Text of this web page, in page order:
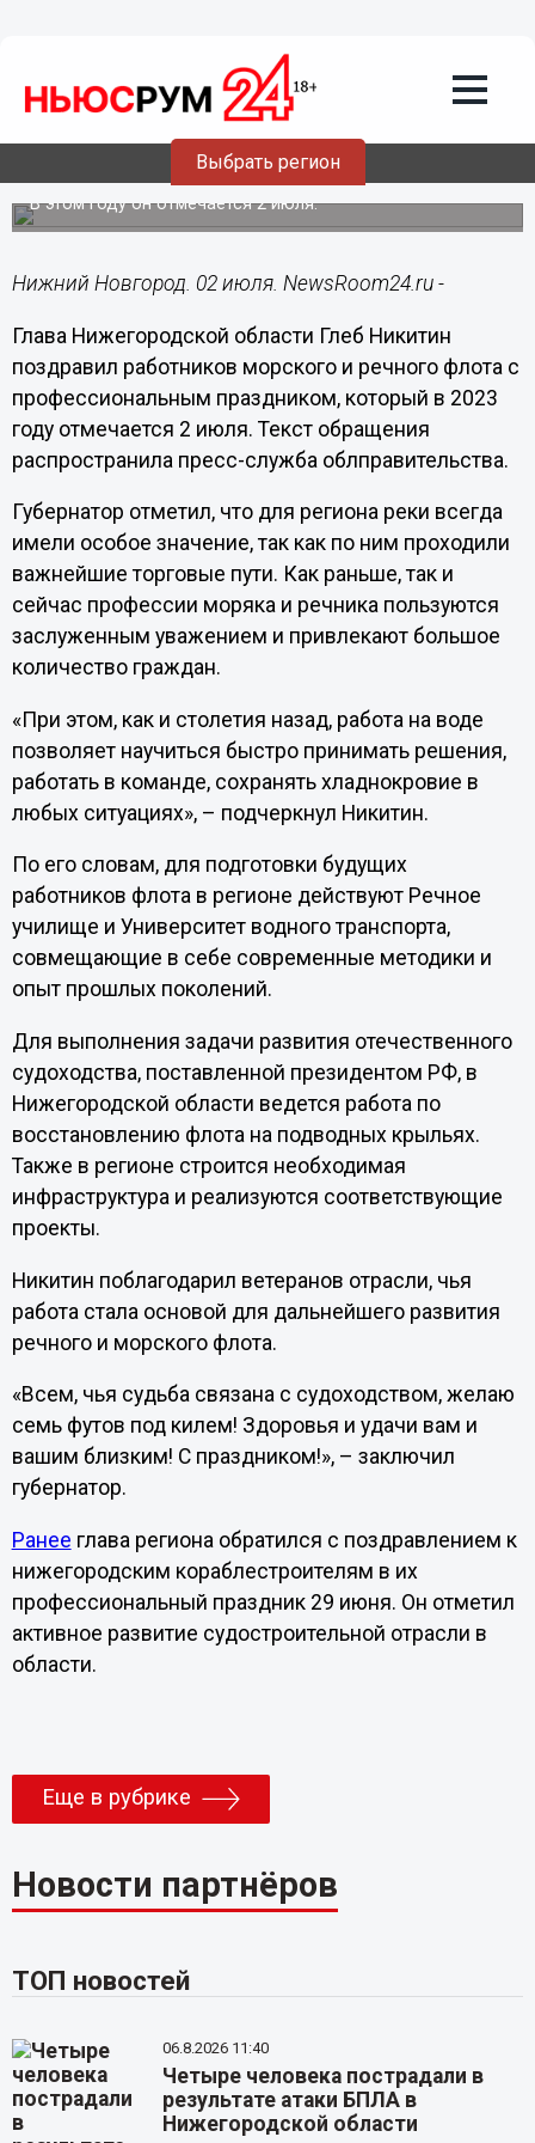
Выбрать регион
Глеб Никитин поздравил
нижегородских речников с
профессиональным праздником
В этом году он отмечается 2 июля.
Нижний Новгород. 02 июля. NewsRoom24.ru -
Глава Нижегородской области Глеб Никитин
поздравил работников морского и речного флота с
профессиональным праздником, который в 2023
году отмечается 2 июля. Текст обращения
распространила пресс-служба облправительства.
Губернатор отметил, что для региона реки всегда
имели особое значение, так как по ним проходили
важнейшие торговые пути. Как раньше, так и
сейчас профессии моряка и речника пользуются
заслуженным уважением и привлекают большое
количество граждан.
«При этом, как и столетия назад, работа на воде
позволяет научиться быстро принимать решения,
работать в команде, сохранять хладнокровие в
любых ситуациях», – подчеркнул Никитин.
По его словам, для подготовки будущих
работников флота в регионе действуют Речное
училище и Университет водного транспорта,
совмещающие в себе современные методики и
опыт прошлых поколений.
Для выполнения задачи развития отечественного
судоходства, поставленной президентом РФ, в
Нижегородской области ведется работа по
восстановлению флота на подводных крыльях.
Также в регионе строится необходимая
инфраструктура и реализуются соответствующие
проекты.
Никитин поблагодарил ветеранов отрасли, чья
работа стала основой для дальнейшего развития
речного и морского флота.
«Всем, чья судьба связана с судоходством, желаю
семь футов под килем! Здоровья и удачи вам и
вашим близким! С праздником!», – заключил
губернатор.
Ранее глава региона обратился с поздравлением к
нижегородским кораблестроителям в их
профессиональный праздник 29 июня. Он отметил
активное развитие судостроительной отрасли в
области.
Еще в рубрике
Новости партнёров
ТОП новостей
06.8.2026 11:40
Четыре человека пострадали в
результате атаки БПЛА в
Нижегородской области